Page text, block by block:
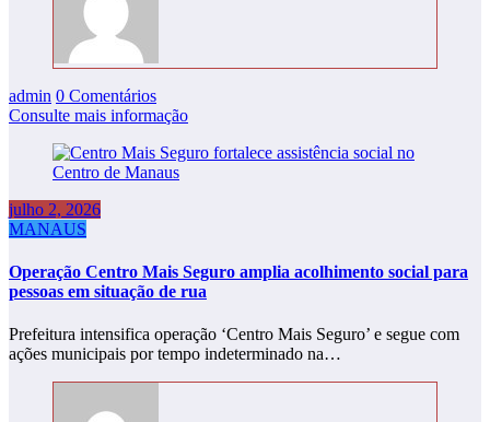
admin 0 Comentários
Consulte mais informação
julho 2, 2026
MANAUS
Operação Centro Mais Seguro amplia acolhimento social para
pessoas em situação de rua
Prefeitura intensifica operação ‘Centro Mais Seguro’ e segue com
ações municipais por tempo indeterminado na…